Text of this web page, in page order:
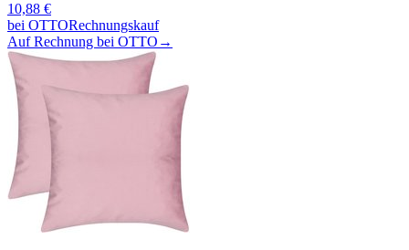
10,88 €
bei OTTORechnungskauf
Auf Rechnung bei OTTO →